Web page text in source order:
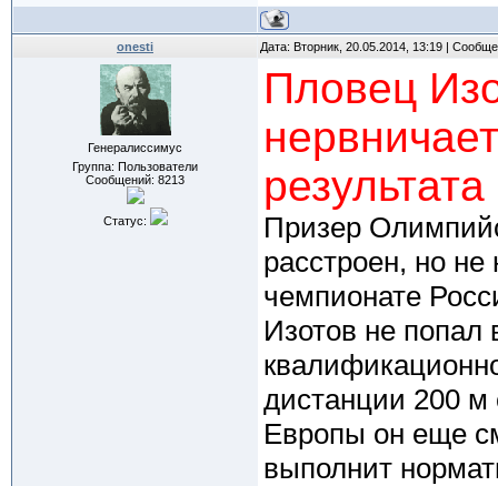
onesti Дата: Вторник, 20.05.2014, 13:19 |
Генералиссимус
Группа: Пользователи
Сообщений: 8213
Статус:
Пловец
Призер
расстроен, но не
чемпионате
Изотов не попал
дистанции 200 м
Европы он еще
выполнит